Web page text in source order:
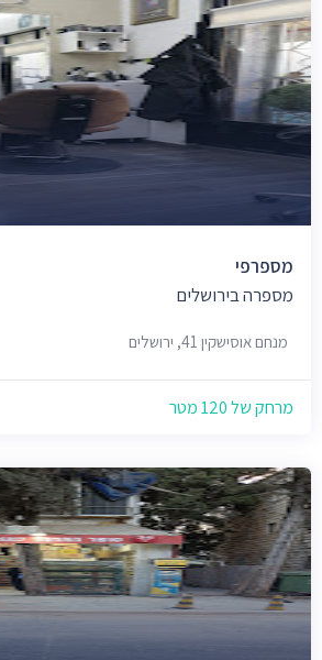
מספרפי
מספרה בירושלים
מנחם אוסישקין 41, ירושלים
מרחק של 120 מטר